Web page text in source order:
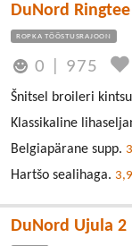
DuNord
ROPKA TÖÖSTUSRAJOON
0 975
Šnitsel broileri
Klassikaline
Belgiapärane supp.
Hartšo sealihaga.
DuNord Ujula